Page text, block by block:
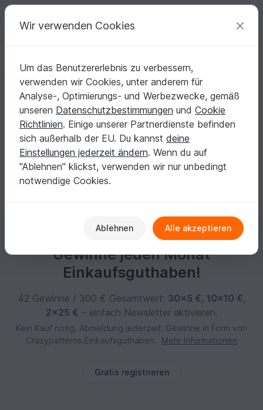
Deine kreativen Ideen
Deutsch | € (EUR) einloggen Kostenlos registrieren
Bburri
Puppenmammi
Keine Informationen vorhanden
Gewinne jeden Monat
Einkaufsguthaben!
42 Gewinne / 300 € Gesamtwert: 30×5 €, 10×10 €,
2×25 € – einfach Newsletter aktivieren.
Kein Kauf nötig. Abmeldung jederzeit. Gewinne in Form von
Crazypatterns‑Einkaufsguthaben.
Mehr Informationen
Gratis registrieren
Wir verwenden Cookies
Um das Benutzererlebnis zu verbessern,
verwenden wir Cookies, unter anderem für
Analyse-, Optimierungs- und Werbezwecke, gemäß
unseren Datenschutzbestimmungen und Cookie
Richtlinien. Einige unserer Partnerdienste befinden
sich außerhalb der EU. Du kannst deine
Einstellungen jederzeit ändern. Wenn du auf
"Ablehnen" klickst, verwenden wir nur unbedingt
notwendige Cookies.
Ablehnen Alle akzeptieren